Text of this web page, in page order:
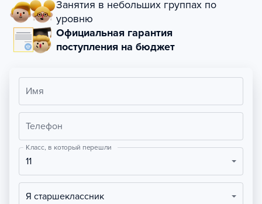
Занятия в небольших группах по
уровню
Официальная гарантия
поступления на бюджет
Имя
Телефон
Класс, в который перешли
11
Я старшеклассник